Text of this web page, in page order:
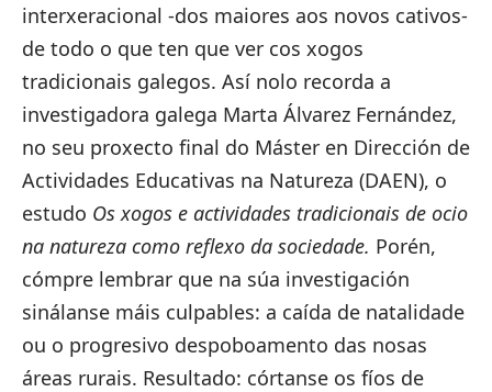
interxeracional -dos maiores aos novos cativos-
de todo o que ten que ver cos xogos
tradicionais galegos. Así nolo recorda a
investigadora galega Marta Álvarez Fernández,
no seu proxecto final do Máster en Dirección de
Actividades Educativas na Natureza (DAEN), o
estudo Os xogos e actividades tradicionais de ocio
na natureza como reflexo da sociedade. Porén,
cómpre lembrar que na súa investigación
sinálanse máis culpables: a caída de natalidade
ou o progresivo despoboamento das nosas
áreas rurais. Resultado: córtanse os fíos de